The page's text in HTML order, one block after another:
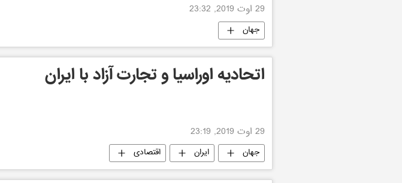
29 اوت 2019, 23:32
جهان
اتحادیه اوراسیا و تجارت آزاد با ایران
29 اوت 2019, 23:19
جهان ایران اقتصادی